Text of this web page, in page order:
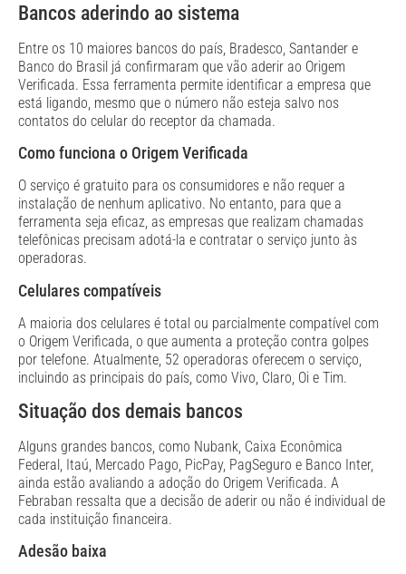
Bancos aderindo ao sistema
Entre os 10 maiores bancos do país, Bradesco, Santander e
Banco do Brasil já confirmaram que vão aderir ao Origem
Verificada. Essa ferramenta permite identificar a empresa que
está ligando, mesmo que o número não esteja salvo nos
contatos do celular do receptor da chamada.
Como funciona o Origem Verificada
O serviço é gratuito para os consumidores e não requer a
instalação de nenhum aplicativo. No entanto, para que a
ferramenta seja eficaz, as empresas que realizam chamadas
telefônicas precisam adotá-la e contratar o serviço junto às
operadoras.
Celulares compatíveis
A maioria dos celulares é total ou parcialmente compatível com
o Origem Verificada, o que aumenta a proteção contra golpes
por telefone. Atualmente, 52 operadoras oferecem o serviço,
incluindo as principais do país, como Vivo, Claro, Oi e Tim.
Situação dos demais bancos
Alguns grandes bancos, como Nubank, Caixa Econômica
Federal, Itaú, Mercado Pago, PicPay, PagSeguro e Banco Inter,
ainda estão avaliando a adoção do Origem Verificada. A
Febraban ressalta que a decisão de aderir ou não é individual de
cada instituição financeira.
Adesão baixa